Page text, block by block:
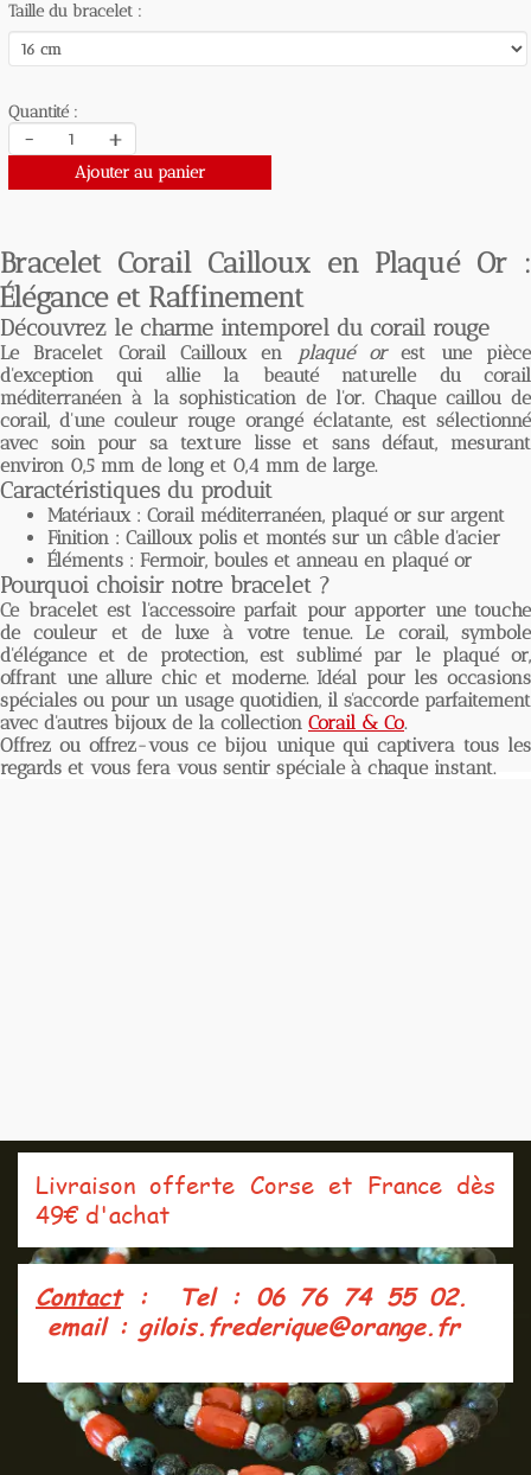
Taille du bracelet :
Quantité :
- +
Ajouter au panier
Bracelet Corail Cailloux en Plaqué Or :
Élégance et Raffinement
Découvrez le charme intemporel du corail rouge
LeBracelet Corail Caillouxen plaqué orest une pièce
d'exception qui allie la beauté naturelle du corail
méditerranéen à la sophistication de l'or. Chaque caillou de
corail, d'une couleur rouge orangé éclatante, est sélectionné
avec soin pour sa texture lisse et sans défaut, mesurant
environ 0,5 mm de long et 0,4 mm de large.
Caractéristiques du produit
Matériaux : Corail méditerranéen, plaqué or sur argent
Finition : Cailloux polis et montés sur un câble d'acier
Éléments : Fermoir, boules et anneau en plaqué or
Pourquoi choisir notre bracelet ?
Ce bracelet est l'accessoire parfait pour apporter une touche
de couleur et de luxe à votre tenue. Le corail, symbole
d'élégance et de protection, est sublimé par le plaqué or,
offrant une allure chic et moderne. Idéal pour les occasions
spéciales ou pour un usage quotidien, il s'accorde parfaitement
avec d'autres bijoux de la collection Corail & Co.
Offrez ou offrez-vous ce bijou unique qui captivera tous les
regards et vous fera vous sentir spéciale à chaque instant.
Livraison offerte Corse et France dès
49€ d'achat
Contact: Tel : 06 76 74 55 02.
email : gilois.frederique@orange.fr